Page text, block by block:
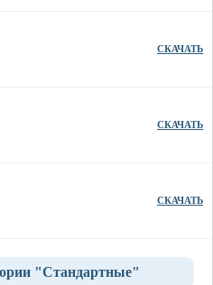
СКАЧАТЬ
СКАЧАТЬ
СКАЧАТЬ
"Стандартные"